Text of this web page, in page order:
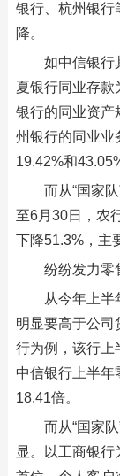
银行、杭州银行
降。
如中信银行
夏银行同业存款
银行的同业资产
州银行的同业业
19.42%和
而从“国家
至6月30日，农
下降51.3%，主
纷纷发力零
从今年上半
明显要高于公司
行为例，该行上
中信银行上半年
18.41倍。
而从“国家
显。以工商银